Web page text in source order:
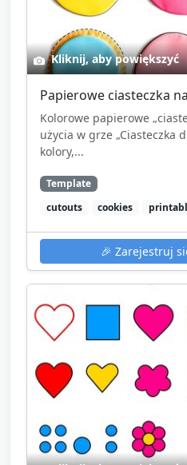
Kliknij, aby powiększyć
Papierowe ciasteczka
Kolorowe papierowe
użycia w grze „Ciasteczka
kolory,...
Template
cutouts
cookies
🎉 Zarejestruj